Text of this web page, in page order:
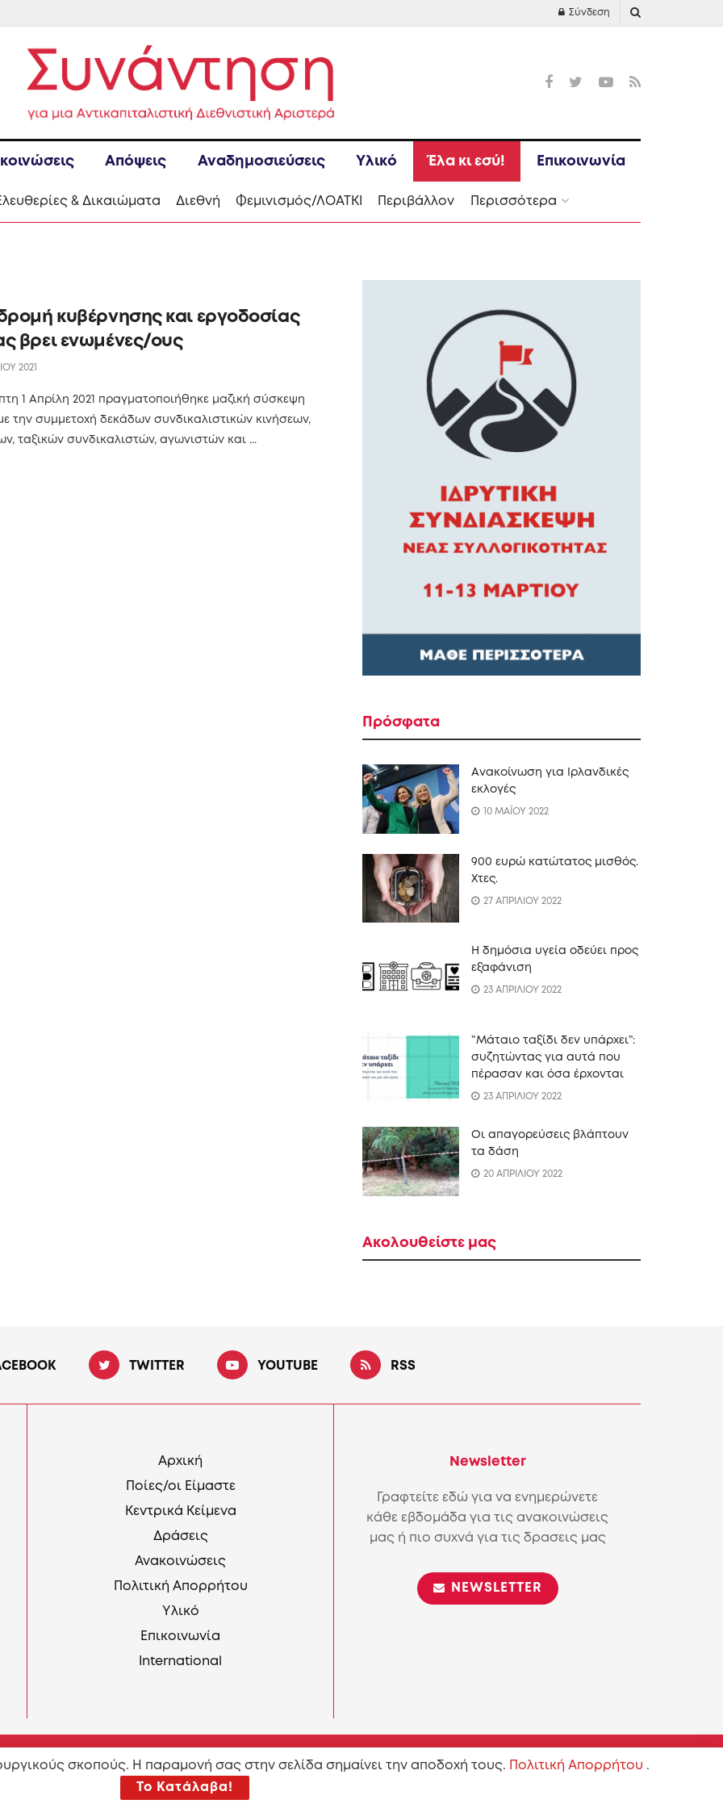
Σύνδεση
Απόψεις Αναδημοσιεύσεις Υλικό Έλα κι εσύ! Επικοινωνία
& Δικαιώματα Διεθνή Φεμινισμός/ΛΟΑΤΚΙ Περιβάλλον Περισσότερα
κυβέρνησης και εργοδοσίας
βρει ενωμένες/ους
2021
1 Απρίλη 2021 πραγματοποιήθηκε μαζική σύσκεψη
την συμμετοχή δεκάδων συνδικαλιστικών κινήσεων,
ταξικών συνδικαλιστών, αγωνιστών και ...
Πρόσφατα
Ανακοίνωση για Ιρλανδικές
εκλογές
10 ΜΑΪΟΥ 2022
900 ευρώ κατώτατος μισθός.
Xτες.
27 ΑΠΡΙΛΙΟΥ 2022
Η δημόσια υγεία οδεύει προς
εξαφάνιση
23 ΑΠΡΙΛΙΟΥ 2022
“Mάταιο ταξίδι δεν υπάρχει”:
συζητώντας για αυτά που
πέρασαν και όσα έρχονται
23 ΑΠΡΙΛΙΟΥ 2022
Οι απαγορεύσεις βλάπτουν
τα δάση
20 ΑΠΡΙΛΙΟΥ 2022
Ακολουθείστε μας
TWITTER YOUTUBE RSS
Αρχική
Ποίες/οι Είμαστε
Κεντρικά Κείμενα
Δράσεις
Ανακοινώσεις
Πολιτική Απορρήτου
Υλικό
Επικοινωνία
International
Newsletter
Γραφτείτε εδώ για να ενημερώνετε
κάθε εβδομάδα για τις ανακοινώσεις
μας ή πιο συχνά για τις δρασεις μας
NEWSLETTER
σύμφωνα με τους όρους της άδειαςAttribution-ShareAlike 4.0 International (CC BY-SA 4.0)
σκοπούς. Η παραμονή σας στην σελίδα σημαίνει την αποδοχή τους. Πολιτική Απορρήτου .
Το Κατάλαβα!